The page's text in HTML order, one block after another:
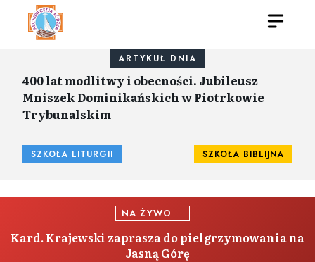
ARTYKUŁ DNIA
400 lat modlitwy i obecności. Jubileusz
Mniszek Dominikańskich w Piotrkowie
Trybunalskim
SZKOŁA LITURGII SZKOŁA BIBLIJNA
NA ŻYWO
Kard. Krajewski zaprasza do pielgrzymowania na
Jasną Górę